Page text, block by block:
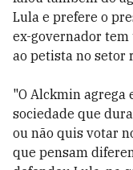
Lula e prefere o
ex-governador
ao petista no setor
"O Alckmin agrega
sociedade que
ou não quis votar
que pensam